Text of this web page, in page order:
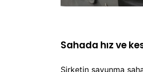
Sahada hız ve
Şirketin savunma